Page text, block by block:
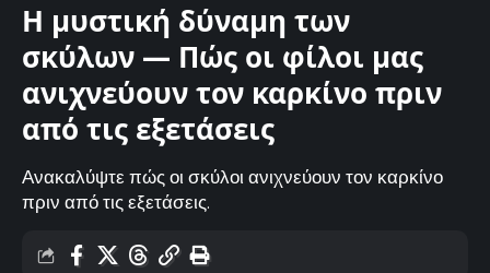
Η μυστική δύναμη των
σκύλων — Πώς οι φίλοι μας
ανιχνεύουν τον καρκίνο πριν
από τις εξετάσεις
Ανακαλύψτε πώς οι σκύλοι ανιχνεύουν τον καρκίνο
πριν από τις εξετάσεις.